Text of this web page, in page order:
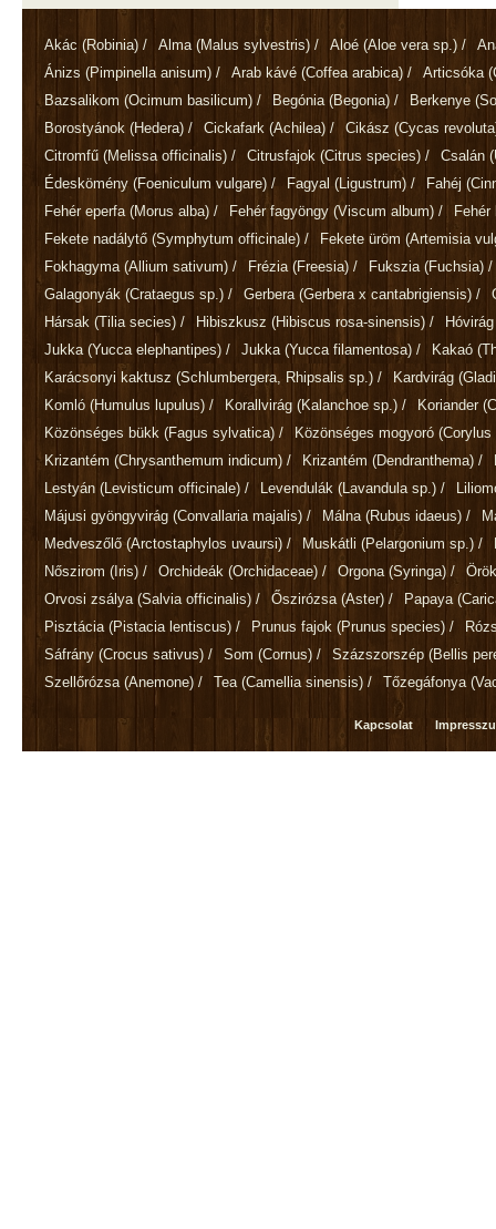
Akác (Robinia) / Alma (Malus sylvestris) / Aloé (Aloe vera sp.) /
Ánizs (Pimpinella anisum) / Arab kávé (Coffea arabica) / Articsóka
Bazsalikom (Ocimum basilicum) / Begónia (Begonia) / Berkenye
Borostyánok (Hedera) / Cickafark (Achilea) / Cikász (Cycas
Citromfű (Melissa officinalis) / Citrusfajok (Citrus species) / Csalán
Édeskömény (Foeniculum vulgare) / Fagyal (Ligustrum) / Fahéj
Fehér eperfa (Morus alba) / Fehér fagyöngy (Viscum album) /
Fekete nadálytő (Symphytum officinale) / Fekete üröm (Artemisia
Fokhagyma (Allium sativum) / Frézia (Freesia) / Fukszia (Fuchsia) /
Galagonyák (Crataegus sp.) / Gerbera (Gerbera x cantabrigiensis) /
Hársak (Tilia secies) / Hibiszkusz (Hibiscus rosa-sinensis) /
Jukka (Yucca elephantipes) / Jukka (Yucca filamentosa) / Kakaó
Karácsonyi kaktusz (Schlumbergera, Rhipsalis sp.) / Kardvirág
Komló (Humulus lupulus) / Korallvirág (Kalanchoe sp.) / Koriander
Közönséges bükk (Fagus sylvatica) / Közönséges mogyoró (Corylus
Krizantém (Chrysanthemum indicum) / Krizantém (Dendranthema) /
Lestyán (Levisticum officinale) / Levendulák (Lavandula sp.) /
Májusi gyöngyvirág (Convallaria majalis) / Málna (Rubus idaeus) /
Medveszőlő(Arctostaphylos uvaursi) / Muskátli (Pelargonium sp.) /
Nőszirom (Iris) / Orchideák (Orchidaceae) / Orgona (Syringa) /
Orvosi zsálya (Salvia officinalis) / Őszirózsa (Aster) / Papaya
Pisztácia (Pistacia lentiscus) / Prunus fajok (Prunus species) /
Sáfrány (Crocus sativus) / Som (Cornus) / Százszorszép (Bellis
Szellőrózsa (Anemone) / Tea (Camellia sinensis) / Tőzegáfonya
Kapcsolat